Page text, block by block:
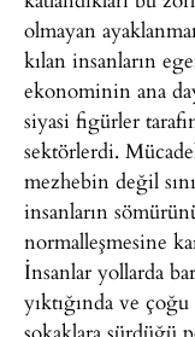
olmayan
kılan insanların
ekonominin ana
siyasi figürler
sektörlerdi.
mezhebin değil
insanların
normalleşmesine
İnsanlar yollarda
yıktığında ve